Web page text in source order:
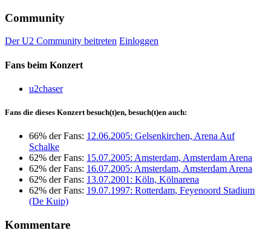
Community
Der U2 Community beitreten Einloggen
Fans beim Konzert
u2chaser
Fans die dieses Konzert besuch(t)en, besuch(t)en auch:
66% der Fans: 12.06.2005: Gelsenkirchen, Arena Auf
Schalke
62% der Fans: 15.07.2005: Amsterdam, Amsterdam Arena
62% der Fans: 16.07.2005: Amsterdam, Amsterdam Arena
62% der Fans: 13.07.2001: Köln, Kölnarena
62% der Fans: 19.07.1997: Rotterdam, Feyenoord Stadium
(De Kuip)
Kommentare